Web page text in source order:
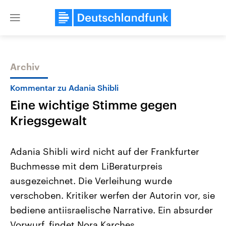
Close
Themen
Landtagswahl Sachsen-Anhalt
2026
Alle Informationen
Sachsen-Anhalt wählt am 6.
September 2026 einen neuen
Landtag. Seit 2021 wird das
Bundesland von einer Koalition aus
Aktuelle Beiträge,
Hintergründe
Wirtschaftlich und
gehören die Vereinigten
den mächtigsten Ländern
Archiv
Kommentar zu Adania Shibli
Eine wichtige Stimme gegen
Kriegsgewalt
Adania Shibli wird nicht auf der Frankfurter
Buchmesse mit dem LiBeraturpreis
ausgezeichnet. Die Verleihung wurde
verschoben. Kritiker werfen der Autorin vor, sie
bediene antiisraelische Narrative. Ein absurder